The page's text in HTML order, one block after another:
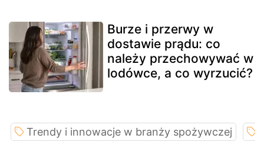
Burze i przerwy w
dostawie prądu: co
należy przechowywać w
lodówce, a co wyrzucić?
Trendy i innowacje w branży spożywczej